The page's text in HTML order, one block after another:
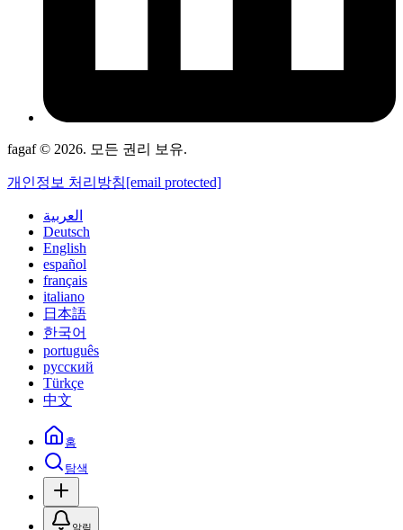
fagaf © 2026. 모든 권리 보유.
개인정보 처리방침[email protected]
العربية
Deutsch
English
español
français
italiano
日本語
한국어
português
русский
Türkçe
中文
홈
탐색
알림